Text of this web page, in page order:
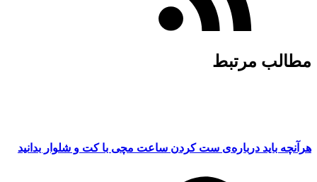
مطالب مرتبط
هرآنچه باید درباره‌ی ست کردن ساعت مچی با کت و شلوار بدانید